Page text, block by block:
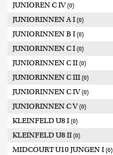
JUNIOREN C IV(0)
JUNIORINNEN A I (0)
JUNIORINNEN B I (0)
JUNIORINNEN C I (0)
JUNIORINNEN C II (0)
JUNIORINNEN C III (0)
JUNIORINNEN C IV(0)
JUNIORINNEN C V(0)
KLEINFELD U8 I (0)
KLEINFELD U8 II (0)
MIDCOURT U10 JUNGEN I (0)